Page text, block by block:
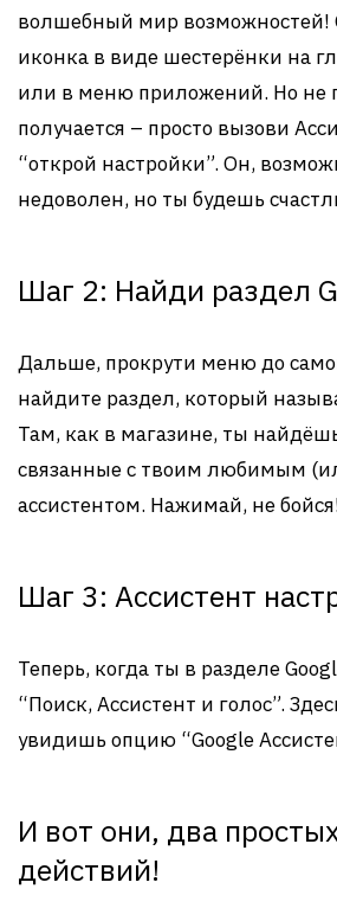
волшебный мир возможностей!
иконка в виде шестерёнки на
или в меню приложений. Но не
получается – просто вызови
“открой настройки”. Он,
недоволен, но ты будешь
Шаг 2: Найди раздел
Дальше, прокрути меню до
найдите раздел, который
Там, как в магазине, ты
связанные с твоим любимым
ассистентом. Нажимай, не
Шаг 3: Ассистент
Теперь, когда ты в разделе
“Поиск, Ассистент и голос”.
увидишь опцию “Google
И вот они, два
действий!